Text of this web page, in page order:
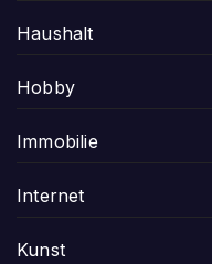
Haushalt
Hobby
Immobilie
Internet
Kunst